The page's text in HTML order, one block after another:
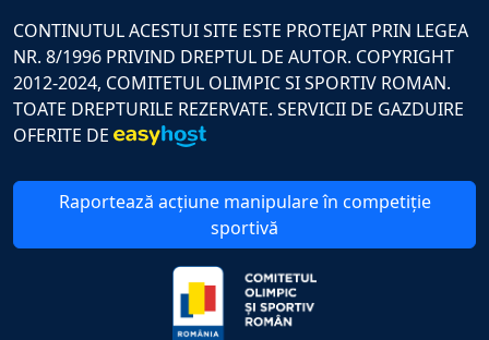
CONTINUTUL ACESTUI SITE ESTE PROTEJAT PRIN LEGEA
NR. 8/1996 PRIVIND DREPTUL DE AUTOR. COPYRIGHT
2012-2024, COMITETUL OLIMPIC SI SPORTIV ROMAN.
TOATE DREPTURILE REZERVATE. SERVICII DE GAZDUIRE
OFERITE DE
Raportează acțiune manipulare în competiție
sportivă